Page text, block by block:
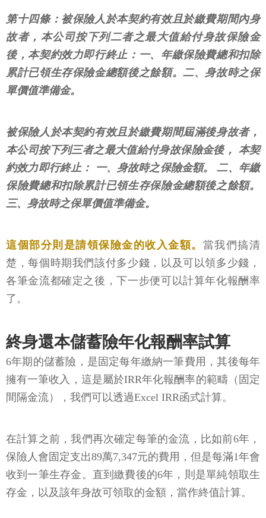
第十四條：被保險人於本契約有效且於繳費期間內身
故者，本公司按下列二者之最大值給付身故保險金
後，本契約效力即行終止：一、年繳保險費總和扣除
累計已領生存保險金總額後之餘額。二、身故時之保
單價值準備金。
被保險人於本契約有效且於繳費期間屆滿後身故者，
本公司按下列三者之最大值給付身故保險金後， 本契
約效力即行終止： 一、身故時之保險金額。 二、年繳
保險費總和扣除累計已領生存保險金總額後之餘額。
三、身故時之保單價值準備金。
這個部分則是請領保險金的收入金額。 當我們搞清
楚，每個時期我們該付多少錢，以及可以領多少錢，
各筆金流都確定之後，下一步便可以計算年化報酬率
了。
終身還本儲蓄險年化報酬率試算
6年期的儲蓄險，是固定每年繳納一筆費用，其後每年
擁有一筆收入，這是屬於IRR年化報酬率的範疇（固定
間隔金流），我們可以透過Excel IRR函式計算。
在計算之前，我們再次確定每筆的金流，比如前6年，
保險人會固定支出89萬7,347元的費用，但是每滿1年會
收到一筆生存金。直到繳費後的6年，則是單純領取生
存金，以及該年身故可領取的金額，當作終值計算。